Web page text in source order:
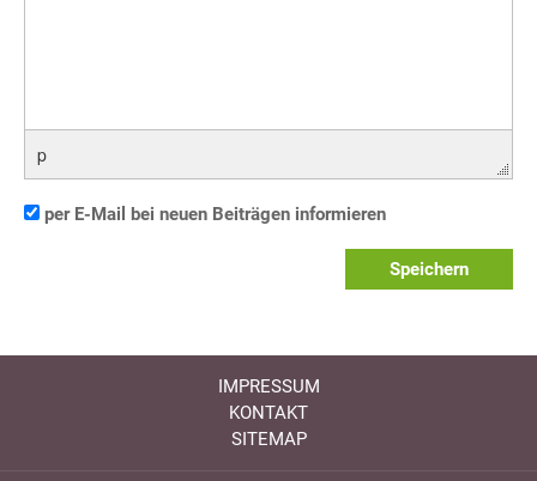
p
per E-Mail bei neuen Beiträgen informieren
Speichern
IMPRESSUM
KONTAKT
SITEMAP